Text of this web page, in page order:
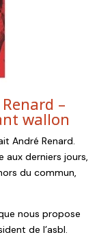
–
wallon
André Renard.
aux derniers jours,
du commun,
nous propose
de l’asbl.